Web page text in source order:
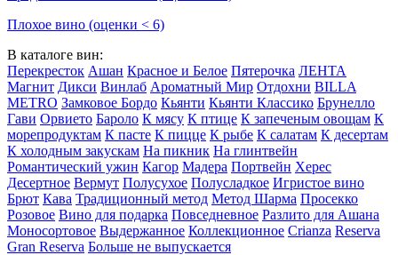
Плохое вино (оценки < 6)
В каталоге вин:
Перекресток Ашан Красное и Белое Пятерочка ЛЕНТА
Магнит Дикси Винлаб Ароматный Мир Отдохни BILLA
METRO Замковое Бордо Кьянти Кьянти Классико Брунелло
Гави Орвието Бароло К мясу К птице К запеченым овощам К
морепродуктам К пасте К пицце К рыбе К салатам К десертам
К холодным закускам На пикник На глинтвейн
Романтический ужин Кагор Мадера Портвейн Херес
Десертное Вермут Полусухое Полусладкое Игристое вино
Брют Кава Традиционный метод Метод Шарма Просекко
Розовое Вино для подарка Повседневное Разлито для Ашана
Моносортовое Выдержанное Коллекционное Crianza Reserva
Gran Reserva Больше не выпускается